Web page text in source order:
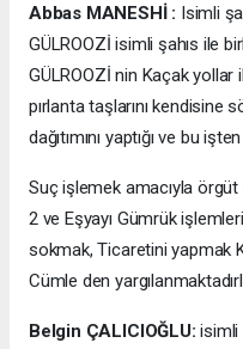
Abbas MANESHİ : Isimli
GÜLROOZİ isimli şahıs ile
GÜLROOZİ nin Kaçak
pırlanta taşlarını kendisine
dağıtımını yaptığı ve bu
Suç işlemek amacıyla
2 ve Eşyayı Gümrük
sokmak, Ticaretini yapmak
Cümle den
Belgin ÇALICIOĞLU: isimli